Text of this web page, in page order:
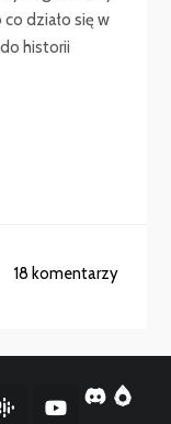
działo się w
historii
18 komentarzy